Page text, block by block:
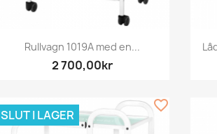
 Snabbvy
Rullvagn 1019A med en...
2 700,00kr
SLUT I LAGER
favorite_border